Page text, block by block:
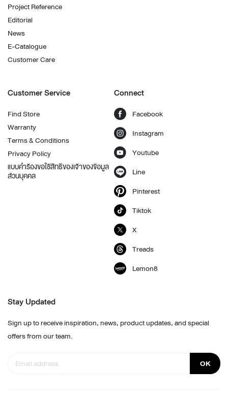
Project Reference
Editorial
News
E-Catalogue
Customer Care
Customer Service
Find Store
Warranty
Terms & Conditions
Privacy Policy
แบบคำร้องขอใช้สิทธิของเจ้าของข้อมูล
ส่วนบุคคล
Connect
Facebook
Instagram
Youtube
Line
Pinterest
Tiktok
X
Treads
Lemon8
Stay Updated
Sign up to receive inspiration, news, product updates, and special
offers from our team.
OK